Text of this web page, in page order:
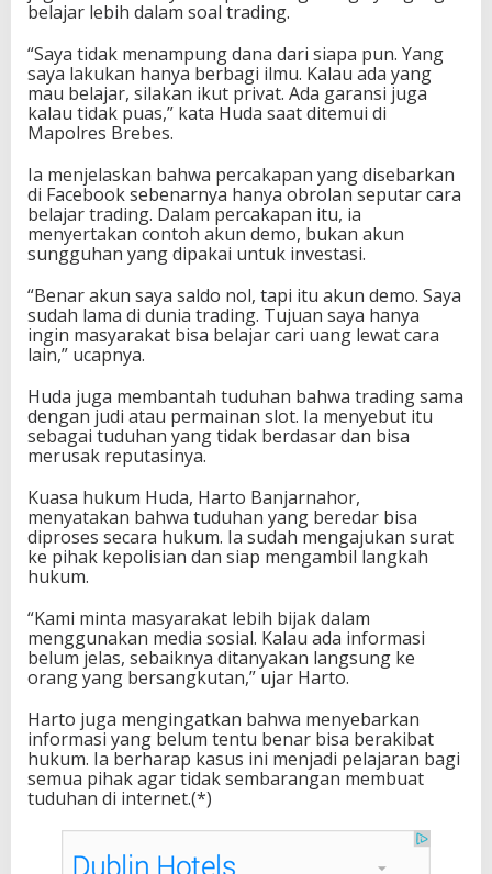
belajar lebih dalam soal trading.
“Saya tidak menampung dana dari siapa pun. Yang
saya lakukan hanya berbagi ilmu. Kalau ada yang
mau belajar, silakan ikut privat. Ada garansi juga
kalau tidak puas,” kata Huda saat ditemui di
Mapolres Brebes.
Ia menjelaskan bahwa percakapan yang disebarkan
di Facebook sebenarnya hanya obrolan seputar cara
belajar trading. Dalam percakapan itu, ia
menyertakan contoh akun demo, bukan akun
sungguhan yang dipakai untuk investasi.
“Benar akun saya saldo nol, tapi itu akun demo. Saya
sudah lama di dunia trading. Tujuan saya hanya
ingin masyarakat bisa belajar cari uang lewat cara
lain,” ucapnya.
Huda juga membantah tuduhan bahwa trading sama
dengan judi atau permainan slot. Ia menyebut itu
sebagai tuduhan yang tidak berdasar dan bisa
merusak reputasinya.
Kuasa hukum Huda, Harto Banjarnahor,
menyatakan bahwa tuduhan yang beredar bisa
diproses secara hukum. Ia sudah mengajukan surat
ke pihak kepolisian dan siap mengambil langkah
hukum.
“Kami minta masyarakat lebih bijak dalam
menggunakan media sosial. Kalau ada informasi
belum jelas, sebaiknya ditanyakan langsung ke
orang yang bersangkutan,” ujar Harto.
Harto juga mengingatkan bahwa menyebarkan
informasi yang belum tentu benar bisa berakibat
hukum. Ia berharap kasus ini menjadi pelajaran bagi
semua pihak agar tidak sembarangan membuat
tuduhan di internet.(*)